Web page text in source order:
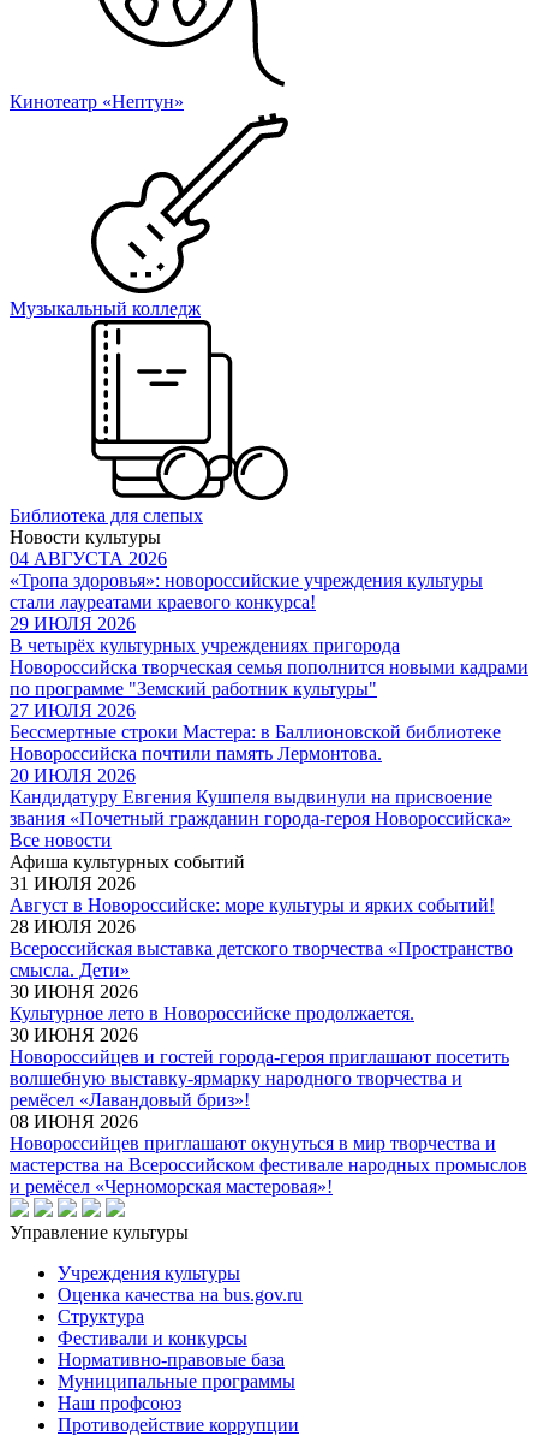
Кинотеатр «Нептун»
Музыкальный колледж
Библиотека для слепых
Новости культуры
04 АВГУСТА 2026
«Тропа здоровья»: новороссийские учреждения культуры
стали лауреатами краевого конкурса!
29 ИЮЛЯ 2026
В четырёх культурных учреждениях пригорода
Новороссийска творческая семья пополнится новыми кадрами
по программе "Земский работник культуры"
27 ИЮЛЯ 2026
Бессмертные строки Мастера: в Баллионовской библиотеке
Новороссийска почтили память Лермонтова.
20 ИЮЛЯ 2026
Кандидатуру Евгения Кушпеля выдвинули на присвоение
звания «Почетный гражданин города-героя Новороссийска»
Все новости
Афиша культурных событий
31 ИЮЛЯ 2026
Август в Новороссийске: море культуры и ярких событий!
28 ИЮЛЯ 2026
Всероссийская выставка детского творчества «Пространство
смысла. Дети»
30 ИЮНЯ 2026
Культурное лето в Новороссийске продолжается.
30 ИЮНЯ 2026
Новороссийцев и гостей города-героя приглашают посетить
волшебную выставку-ярмарку народного творчества и
ремёсел «Лавандовый бриз»!
08 ИЮНЯ 2026
Новороссийцев приглашают окунуться в мир творчества и
мастерства на Всероссийском фестивале народных промыслов
и ремёсел «Черноморская мастеровая»!
Управление культуры
Учреждения культуры
Оценка качества на bus.gov.ru
Структура
Фестивали и конкурсы
Нормативно-правовые база
Муниципальные программы
Наш профсоюз
Противодействие коррупции